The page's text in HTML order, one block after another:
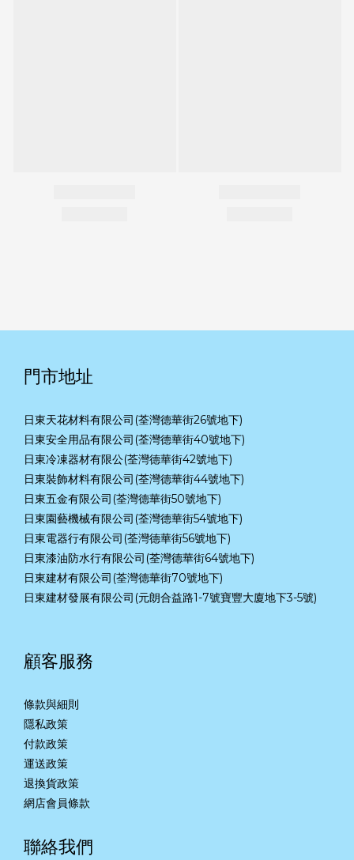
門市地址
日東天花材料有限公司(荃灣德華街26號地下)
日東安全用品有限公司(荃灣德華街40號地下)
日東冷凍器材有限公(荃灣德華街42號地下)
日東裝飾材料有限公司(荃灣德華街44號地下)
日東五金有限公司(荃灣德華街50號地下)
日東園藝機械有限公司(荃灣德華街54號地下)
日東電器行有限公司(荃灣德華街56號地下)
日東漆油防水行有限公司(荃灣德華街64號地下)
日東建材有限公司(荃灣德華街70號地下)
日東建材發展有限公司(元朗合益路1-7號寶豐大廈地下3-5號)
顧客服務
條款與細則
隱私政策
付款政策
運送政策
退換貨政策
網店會員條款
聯絡我們